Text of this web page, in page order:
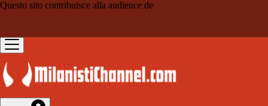
Questo sito contribuisce alla audience de